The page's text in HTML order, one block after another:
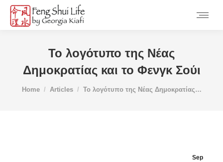
Το λογότυπο της Νέας
Δημοκρατίας και το Φενγκ Σούι
You are here:
Home Articles Το λογότυπο της Νέας Δημοκρατίας…
Sep